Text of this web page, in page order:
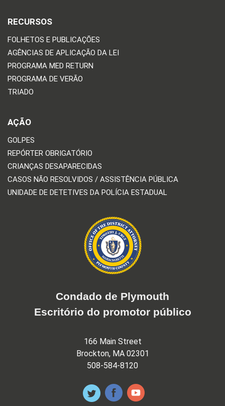
RECURSOS
FOLHETOS E PUBLICAÇÕES
AGÊNCIAS DE APLICAÇÃO DA LEI
PROGRAMA MED RETURN
PROGRAMA DE VERÃO
TRIADO
AÇÃO
GOLPES
REPÓRTER OBRIGATÓRIO
CRIANÇAS DESAPARECIDAS
CASOS NÃO RESOLVIDOS / ASSISTÊNCIA PÚBLICA
UNIDADE DE DETETIVES DA POLÍCIA ESTADUAL
Condado de Plymouth
Escritório do promotor público
166 Main Street
Brockton, MA 02301
508-584-8120